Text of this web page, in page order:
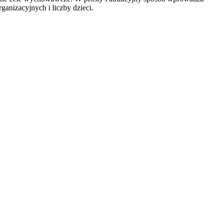
i liczby dzieci.